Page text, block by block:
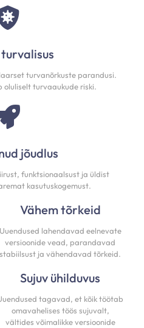
turvanõrkuste parandusi.
oluliselt turvaaukude riski.
jõudlus
funktsionaalsust ja üldist
kasutuskogemust.
Vähem tõrkeid
Uuendused lahendavad eelnevate
versioonide vead, parandavad
stabiilsust ja vähendavad tõrkeid.
Sujuv ühilduvus
tagavad, et kõik töötab
omavahelises töös sujuvalt,
vältides võimalikke versioonide